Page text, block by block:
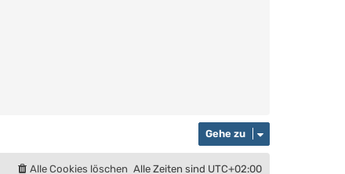
Gehe zu
Alle Zeiten sind UTC+02:00
Alle Cookies löschen